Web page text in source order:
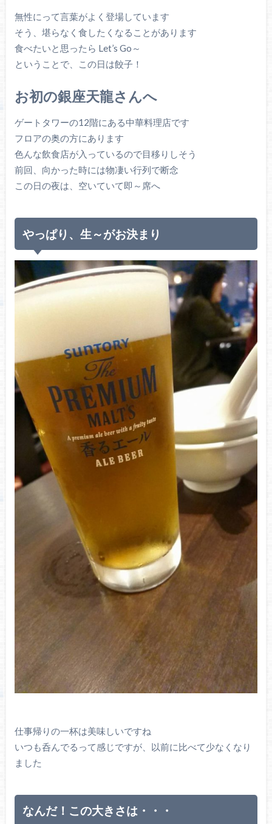
無性にって言葉がよく登場しています
そう、堪らなく食したくなることがあります
食べたいと思ったら Let’s Go～
ということで、この日は餃子！
お初の銀座天龍さんへ
ゲートタワーの12階にある中華料理店です
フロアの奥の方にあります
色んな飲食店が入っているので目移りしそう
前回、向かった時には物凄い行列で断念
この日の夜は、空いていて即～席へ
やっぱり、生～がお決まり
仕事帰りの一杯は美味しいですね
いつも呑んでるって感じですが、以前に比べて少なくなり
ました
なんだ！この大きさは・・・